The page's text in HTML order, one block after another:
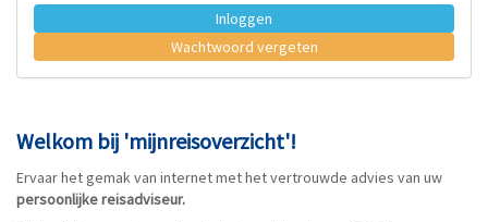
Inloggen
Wachtwoord vergeten
Welkom bij 'mijnreisoverzicht'!
Ervaar het gemak van internet met het vertrouwde advies van uw
persoonlijke reisadviseur.